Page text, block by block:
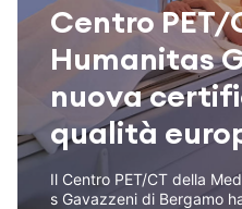
Centro PET/
Humanitas
nuova
qualità
Il Centro PET/CT della
s Gavazzeni di Bergamo